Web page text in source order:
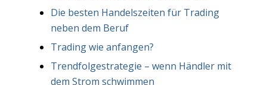
Die besten Handelszeiten für Trading
neben dem Beruf
Trading wie anfangen?
Trendfolgestrategie – wenn Händler mit
dem Strom schwimmen